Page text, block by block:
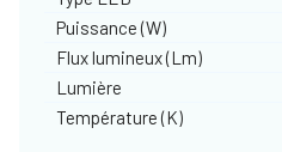
Puissance (W)
Flux lumineux (Lm)
Lumière
Température (K)